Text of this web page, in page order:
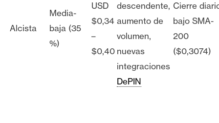
Alcista
Media-
baja (35
%)
USD
$0,34
–
$0,40
descendente,
aumento de
volumen,
nuevas
integraciones
DePIN
Cierre
bajo SMA-
200
($0,3074)